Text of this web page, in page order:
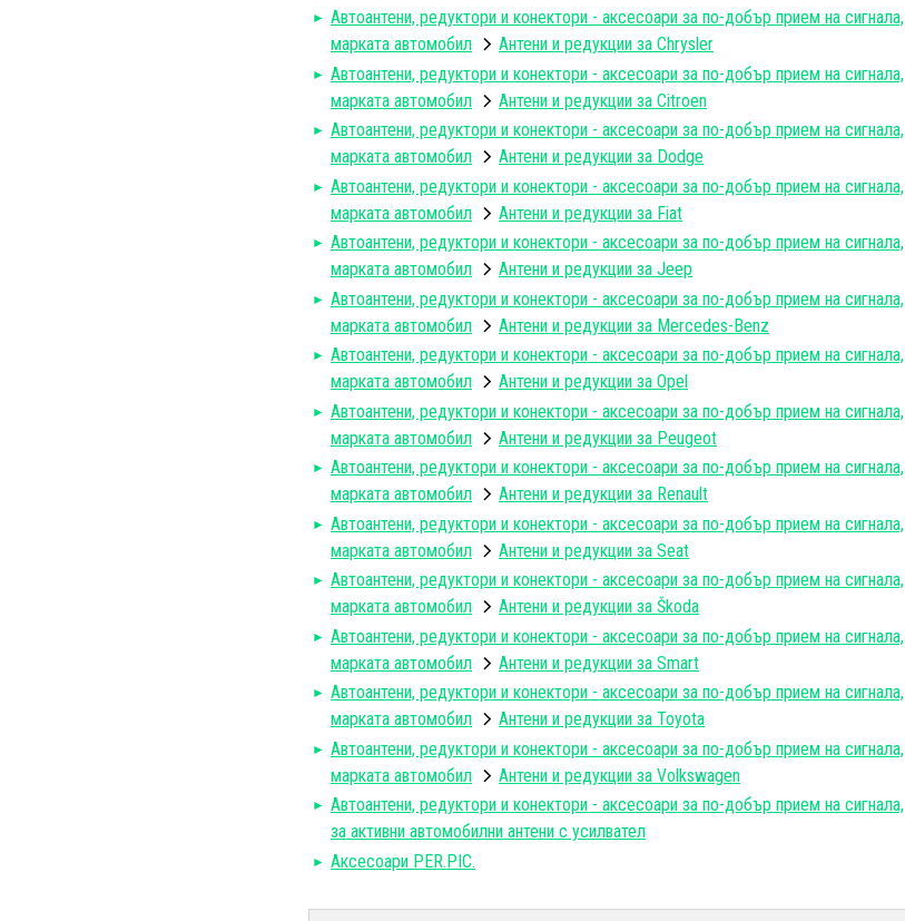
Автоантени, редуктори и конектори - аксесоари за по-добър прием на сигнала,
марката автомобил
Антени и редукции за Chrysler
Автоантени, редуктори и конектори - аксесоари за по-добър прием на сигнала,
марката автомобил
Антени и редукции за Citroen
Автоантени, редуктори и конектори - аксесоари за по-добър прием на сигнала,
марката автомобил
Антени и редукции за Dodge
Автоантени, редуктори и конектори - аксесоари за по-добър прием на сигнала,
марката автомобил
Антени и редукции за Fiat
Автоантени, редуктори и конектори - аксесоари за по-добър прием на сигнала,
марката автомобил
Антени и редукции за Jeep
Автоантени, редуктори и конектори - аксесоари за по-добър прием на сигнала,
марката автомобил
Антени и редукции за Mercedes-Benz
Автоантени, редуктори и конектори - аксесоари за по-добър прием на сигнала,
марката автомобил
Антени и редукции за Opel
Автоантени, редуктори и конектори - аксесоари за по-добър прием на сигнала,
марката автомобил
Антени и редукции за Peugeot
Автоантени, редуктори и конектори - аксесоари за по-добър прием на сигнала,
марката автомобил
Антени и редукции за Renault
Автоантени, редуктори и конектори - аксесоари за по-добър прием на сигнала,
марката автомобил
Антени и редукции за Seat
Автоантени, редуктори и конектори - аксесоари за по-добър прием на сигнала,
марката автомобил
Антени и редукции за Škoda
Автоантени, редуктори и конектори - аксесоари за по-добър прием на сигнала,
марката автомобил
Антени и редукции за Smart
Автоантени, редуктори и конектори - аксесоари за по-добър прием на сигнала,
марката автомобил
Антени и редукции за Toyota
Автоантени, редуктори и конектори - аксесоари за по-добър прием на сигнала,
марката автомобил
Антени и редукции за Volkswagen
Автоантени, редуктори и конектори - аксесоари за по-добър прием на сигнала,
за активни автомобилни антени с усилвател
Аксесоари PER.PIC.